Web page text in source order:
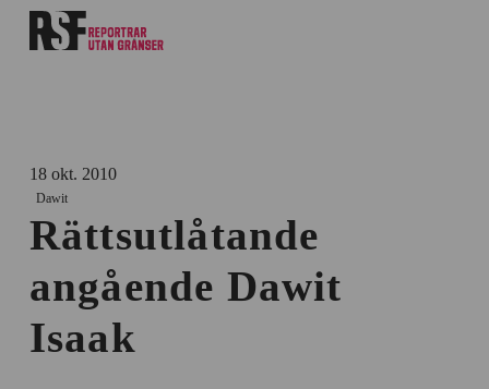
18 okt. 2010
Dawit
Rättsutlåtande
angående Dawit
Isaak